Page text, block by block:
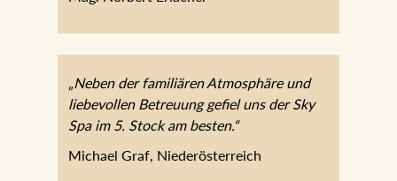
„Neben der familiären Atmosphäre und
liebevollen Betreuung gefiel uns der Sky